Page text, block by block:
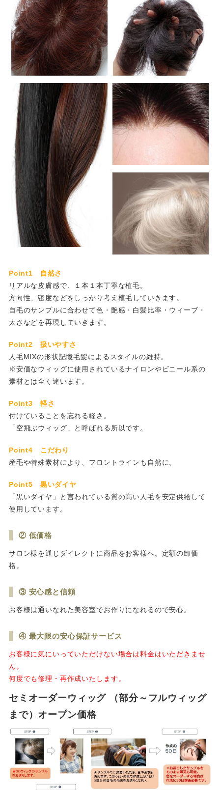
Point1 自然さ
リアルな皮膚感で、１本１本丁寧な植毛。
方向性、密度などをしっかり考え植毛していきます。
自毛のサンプルに合わせて色・艶感・白髪比率・ウィーブ・
太さなどを再現していきます。
Point2 扱いやすさ
人毛MIXの形状記憶毛髪によるスタイルの維持。
※安価なウィッグに使用されているナイロンやビニール系の
素材とは全く違います。
Point3 軽さ
付けていることを忘れる軽さ。
「空飛ぶウィッグ」と呼ばれる所以です。
Point4 こだわり
産毛や特殊素材により、フロントラインも自然に。
Point5 黒いダイヤ
「黒いダイヤ」と言われている質の高い人毛を安定供給して
使用しています。
② 低価格
サロン様を通じダイレクトに商品をお客様へ。定額の卸価
格。
③ 安心感と信頼
お客様は通いなれた美容室でお作りになれるので安心。
④ 最大限の安心保証サービス
お客様に気にいっていただけない場合は料金はいただきませ
ん。
何度でも修理・再作成いたします。
セミオーダーウィッグ （部分～フルウィッグ
まで）オープン価格